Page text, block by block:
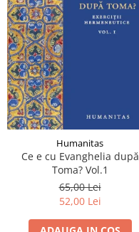
Humanitas
Ce e cu Evanghelia după
Toma? Vol.1
65,00 Lei
52,00 Lei